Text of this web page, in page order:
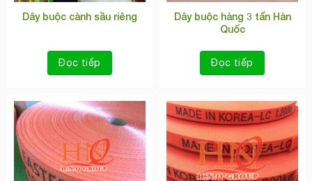
Dây buộc cành sầu riêng
Đọc tiếp
Dây buộc hàng 3 tấn Hàn
Quốc
Đọc tiếp